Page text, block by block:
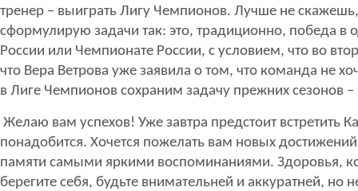
тренер – выиграть Лигу Чемпионов. Лучше не
сформулирую задачи так: это, традиционно, победа в
России или Чемпионате России, с условием, что во
что Вера Ветрова уже заявила о том, что команда не
в Лиге Чемпионов сохраним задачу прежних сезонов –
Желаю вам успехов! Уже завтра предстоит встретить
понадобится. Хочется пожелать вам новых
памяти самыми яркими воспоминаниями. Здоровья,
берегите себя, будьте внимательней и аккуратней, но